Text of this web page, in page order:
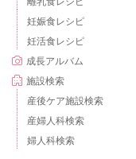
妊娠食レシピ
妊活食レシピ
成長アルバム
施設検索
産後ケア施設検索
産婦人科検索
婦人科検索